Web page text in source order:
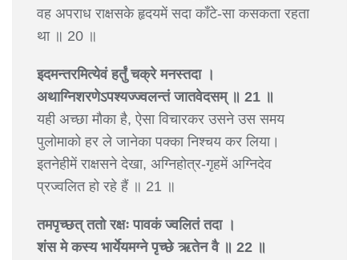
वह अपराध राक्षसके हृदयमें सदा काँटे-सा कसकता रहता
था ॥ 20 ॥
इदमन्तरमित्येवं हर्तुं चक्रे मनस्तदा ।
अथाग्निशरणेऽपश्यज्ज्वलन्तं जातवेदसम् ॥ 21 ॥
यही अच्छा मौका है, ऐसा विचारकर उसने उस समय
पुलोमाको हर ले जानेका पक्का निश्चय कर लिया।
इतनेहीमें राक्षसने देखा, अग्निहोत्र-गृहमें अग्निदेव
प्रज्वलित हो रहे हैं ॥ 21 ॥
तमपृच्छत् ततो रक्षः पावकं ज्वलितं तदा ।
शंस मे कस्य भार्येयमग्ने पृच्छे ऋतेन वै ॥ 22 ॥